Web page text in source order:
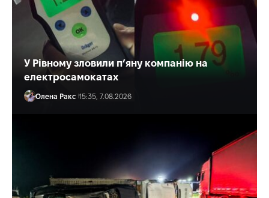
У Рівному зловили п’яну компанію на
електросамокатах
Олена Ракс 15:35, 7.08.2026